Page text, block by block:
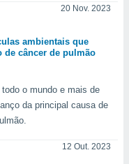
20 Nov. 2023
ambientais que
de câncer de pulmão
o mundo e mais de
da principal causa de
12 Out. 2023